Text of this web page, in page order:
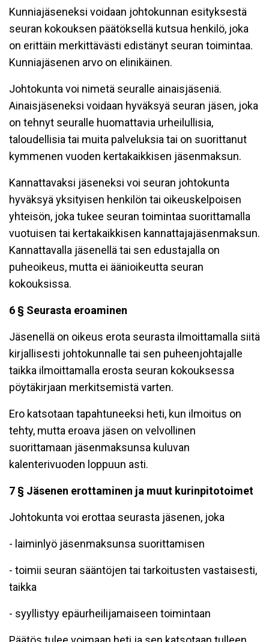
Kunniajäseneksi voidaan johtokunnan esityksestä
seuran kokouksen päätöksellä kutsua henkilö, joka
on erittäin merkittävästi edistänyt seuran toimintaa.
Kunniajäsenen arvo on elinikäinen.
Johtokunta voi nimetä seuralle ainaisjäseniä.
Ainaisjäseneksi voidaan hyväksyä seuran jäsen, joka
on tehnyt seuralle huomattavia urheilullisia,
taloudellisia tai muita palveluksia tai on suorittanut
kymmenen vuoden kertakaikkisen jäsenmaksun.
Kannattavaksi jäseneksi voi seuran johtokunta
hyväksyä yksityisen henkilön tai oikeuskelpoisen
yhteisön, joka tukee seuran toimintaa suorittamalla
vuotuisen tai kertakaikkisen kannattajajäsenmaksun.
Kannattavalla jäsenellä tai sen edustajalla on
puheoikeus, mutta ei äänioikeutta seuran
kokouksissa.
6 § Seurasta eroaminen
Jäsenellä on oikeus erota seurasta ilmoittamalla siitä
kirjallisesti johtokunnalle tai sen puheenjohtajalle
taikka ilmoittamalla erosta seuran kokouksessa
pöytäkirjaan merkitsemistä varten.
Ero katsotaan tapahtuneeksi heti, kun ilmoitus on
tehty, mutta eroava jäsen on velvollinen
suorittamaan jäsenmaksunsa kuluvan
kalenterivuoden loppuun asti.
7 § Jäsenen erottaminen ja muut kurinpitotoimet
Johtokunta voi erottaa seurasta jäsenen, joka
- laiminlyö jäsenmaksunsa suorittamisen
- toimii seuran sääntöjen tai tarkoitusten vastaisesti,
taikka
- syyllistyy epäurheilijamaiseen toimintaan